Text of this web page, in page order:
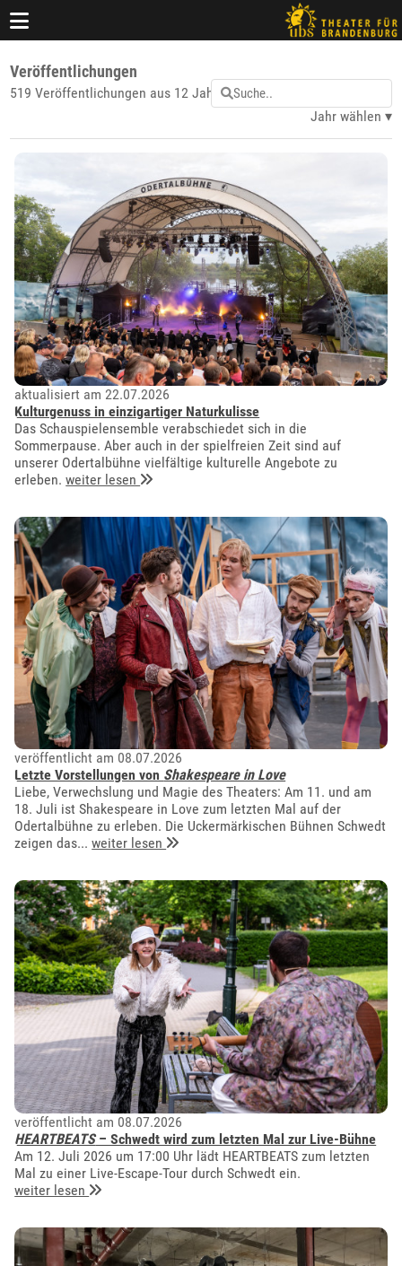
Veröffentlichungen
519 Veröffentlichungen aus 12 Jahren
Jahr wählen
aktualisiert am 22.07.2026
Kulturgenuss in einzigartiger Naturkulisse
Das Schauspielensemble verabschiedet sich in die
Sommerpause. Aber auch in der spielfreien Zeit sind auf
unserer Odertalbühne vielfältige kulturelle Angebote zu
erleben.weiter lesen
veröffentlicht am 08.07.2026
Letzte Vorstellungen von Shakespeare in Love
Liebe, Verwechslung und Magie des Theaters: Am 11. und am
18. Juli ist Shakespeare in Love zum letzten Mal auf der
Odertalbühne zu erleben. Die Uckermärkischen Bühnen Schwedt
zeigen das...weiter lesen
veröffentlicht am 08.07.2026
HEARTBEATS– Schwedt wird zum letzten Mal zur Live-Bühne
Am 12. Juli 2026 um 17:00 Uhr lädt HEARTBEATS zum letzten
Mal zu einer Live-Escape-Tour durch Schwedt ein.
weiter lesen